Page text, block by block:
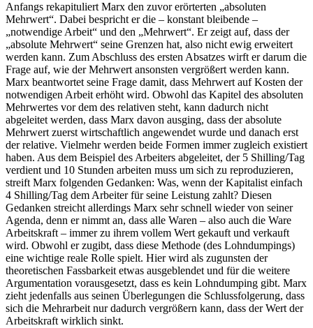
Anfangs rekapituliert Marx den zuvor erörterten „absoluten
Mehrwert“. Dabei bespricht er die – konstant bleibende –
„notwendige Arbeit“ und den „Mehrwert“. Er zeigt auf, dass der
„absolute Mehrwert“ seine Grenzen hat, also nicht ewig erweitert
werden kann. Zum Abschluss des ersten Absatzes wirft er darum die
Frage auf, wie der Mehrwert ansonsten vergrößert werden kann.
Marx beantwortet seine Frage damit, dass Mehrwert auf Kosten der
notwendigen Arbeit erhöht wird. Obwohl das Kapitel des absoluten
Mehrwertes vor dem des relativen steht, kann dadurch nicht
abgeleitet werden, dass Marx davon ausging, dass der absolute
Mehrwert zuerst wirtschaftlich angewendet wurde und danach erst
der relative. Vielmehr werden beide Formen immer zugleich existiert
haben. Aus dem Beispiel des Arbeiters abgeleitet, der 5 Shilling/Tag
verdient und 10 Stunden arbeiten muss um sich zu reproduzieren,
streift Marx folgenden Gedanken: Was, wenn der Kapitalist einfach
4 Shilling/Tag dem Arbeiter für seine Leistung zahlt? Diesen
Gedanken streicht allerdings Marx sehr schnell wieder von seiner
Agenda, denn er nimmt an, dass alle Waren – also auch die Ware
Arbeitskraft – immer zu ihrem vollem Wert gekauft und verkauft
wird. Obwohl er zugibt, dass diese Methode (des Lohndumpings)
eine wichtige reale Rolle spielt. Hier wird als zugunsten der
theoretischen Fassbarkeit etwas ausgeblendet und für die weitere
Argumentation vorausgesetzt, dass es kein Lohndumping gibt. Marx
zieht jedenfalls aus seinen Überlegungen die Schlussfolgerung, dass
sich die Mehrarbeit nur dadurch vergrößern kann, dass der Wert der
Arbeitskraft wirklich sinkt.